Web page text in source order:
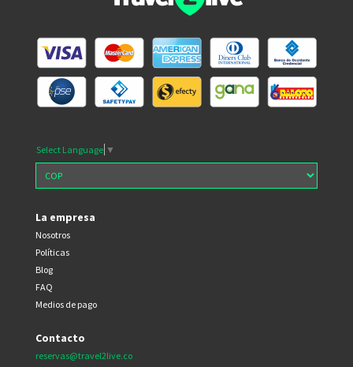
Select Language ▼
La empresa
Nosotros
Políticas
Blog
FAQ
Medios de pago
Contacto
reservas@travel2live.co